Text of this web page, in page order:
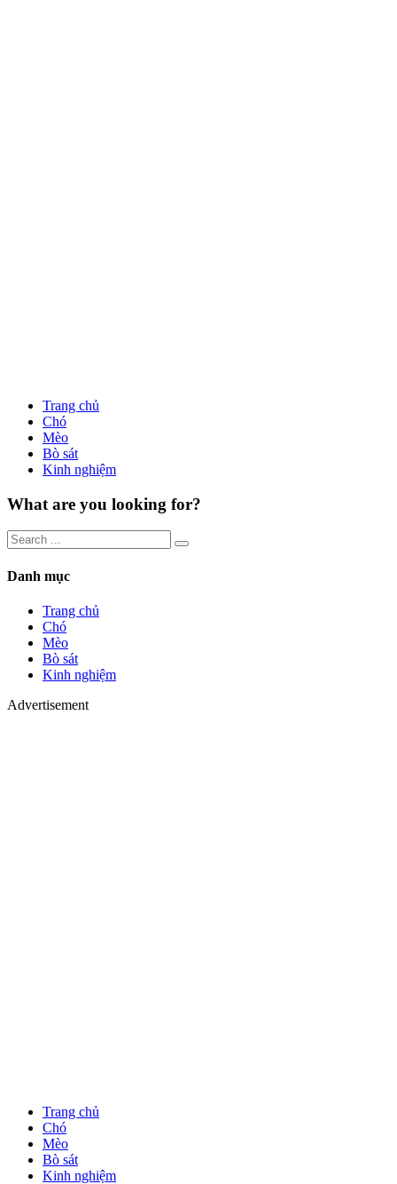
Trang chủ
Chó
Mèo
Bò sát
Kinh nghiệm
What are you looking for?
Danh mục
Trang chủ
Chó
Mèo
Bò sát
Kinh nghiệm
Advertisement
Trang chủ
Chó
Mèo
Bò sát
Kinh nghiệm